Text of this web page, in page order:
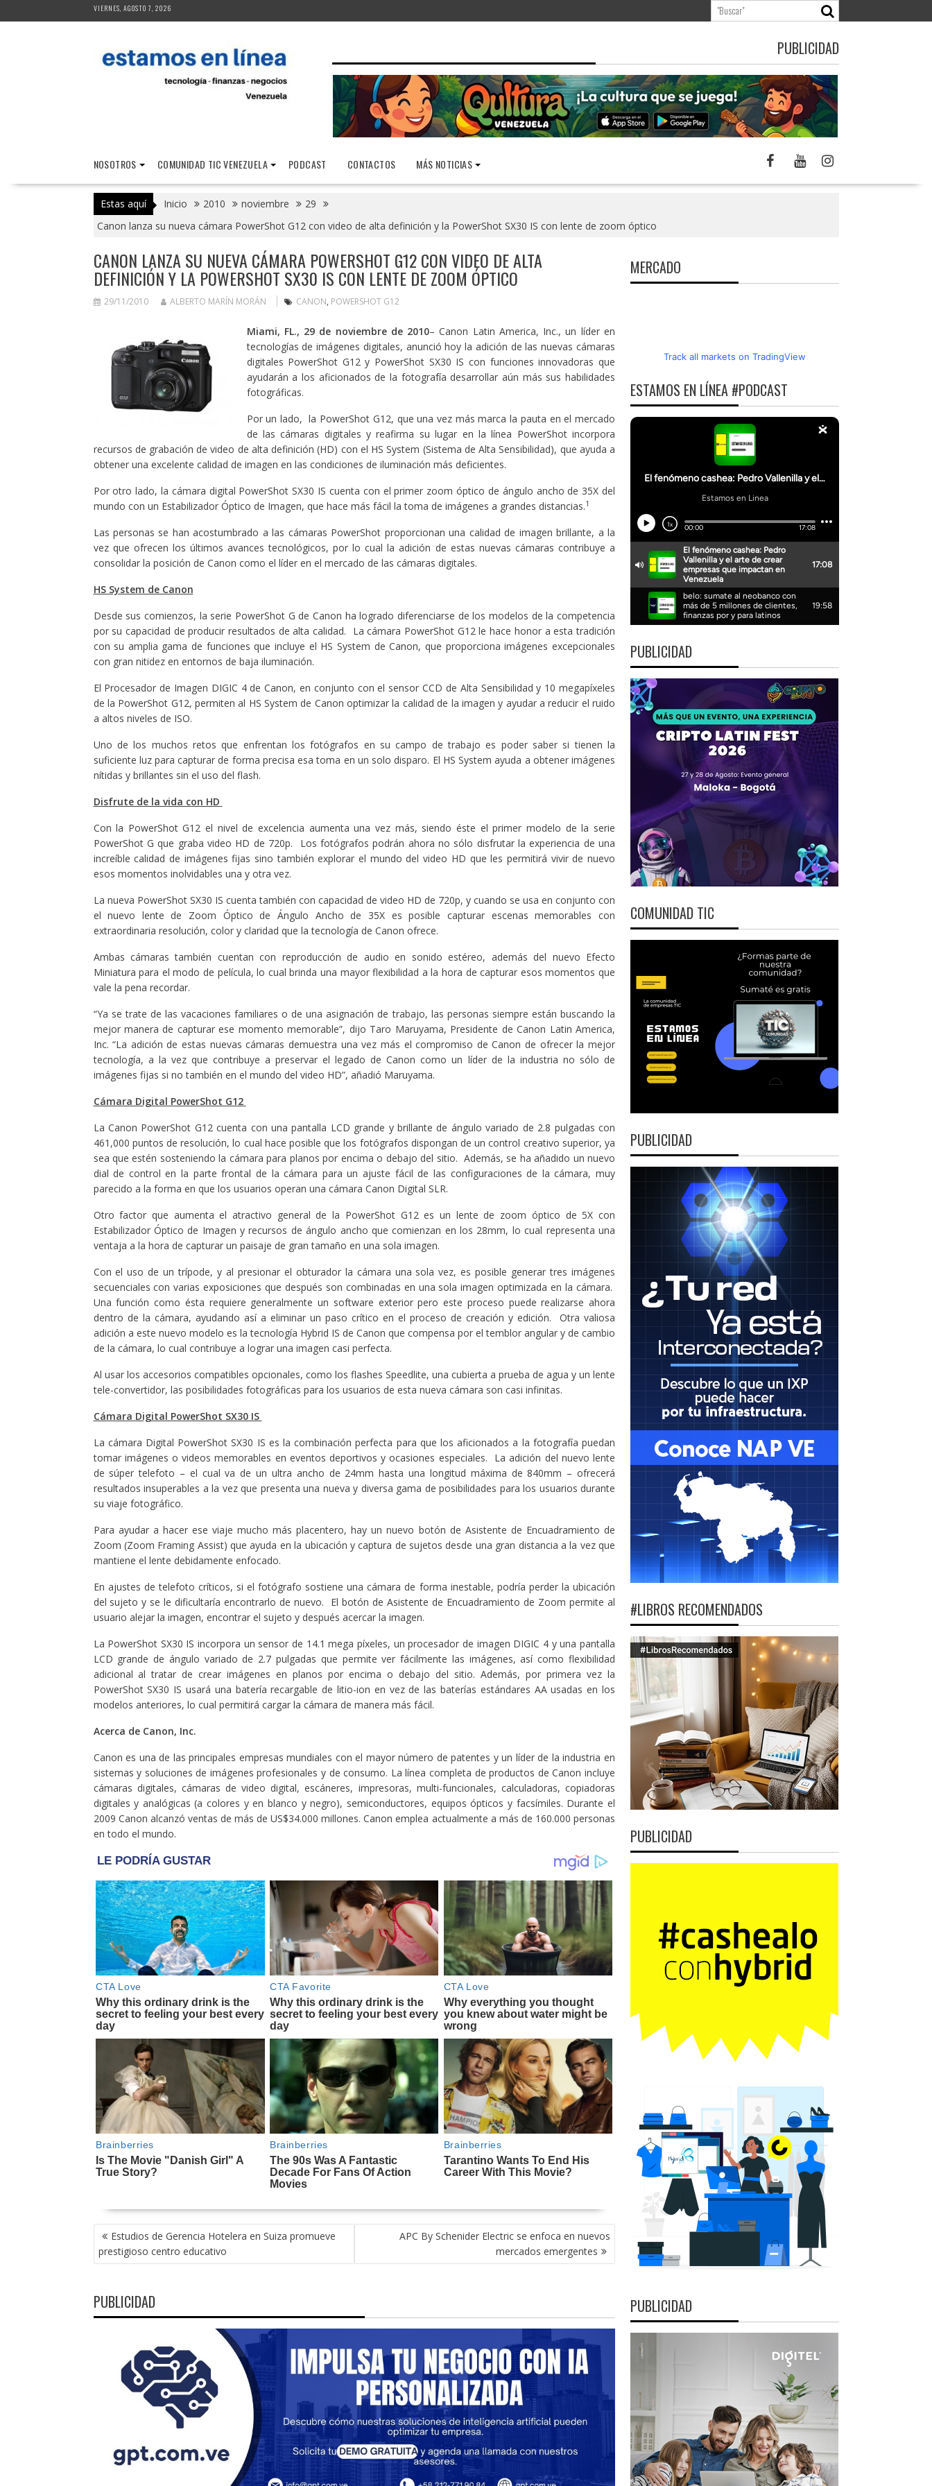
al
VIERNES, AGOSTO 7, 2026
PUBLICIDAD
NOSOTROS COMUNIDAD TIC VENEZUELA PODCAST CONTACTOS MÁS NOTICIAS
Estas aquí Inicio 2010 noviembre
29
Canon lanza su nueva cámara PowerShot G12 con video de alta definición y la PowerShot SX30 IS con lente de zoom óptico
CANON LANZA SU NUEVA CÁMARA POWERSHOT G12 CON VIDEO DE ALTA
DEFINICIÓN Y LA POWERSHOT SX30 IS CON LENTE DE ZOOM ÓPTICO
29/11/2010 ALBERTO MARÍN MORÁN CANON, POWERSHOT G12
Miami, FL., 29 de noviembre de 2010– Canon Latin America, Inc., un líder en
tecnologías de imágenes digitales, anunció hoy la adición de las nuevas cámaras
digitales PowerShot G12 y PowerShot SX30 IS con funciones innovadoras que
ayudarán a los aficionados de la fotografía desarrollar aún más sus habilidades
fotográficas.
Por un lado, la PowerShot G12, que una vez más marca la pauta en el mercado
de las cámaras digitales y reafirma su lugar en la línea PowerShot incorpora
recursos de grabación de video de alta definición (HD) con el HS System (Sistema de Alta Sensibilidad), que ayuda a
obtener una excelente calidad de imagen en las condiciones de iluminación más deficientes.
Por otro lado, la cámara digital PowerShot SX30 IS cuenta con el primer zoom óptico de ángulo ancho de 35X del
mundo con un Estabilizador Óptico de Imagen, que hace más fácil la toma de imágenes a grandes distancias.1
Las personas se han acostumbrado a las cámaras PowerShot proporcionan una calidad de imagen brillante, a la
vez que ofrecen los últimos avances tecnológicos, por lo cual la adición de estas nuevas cámaras contribuye a
consolidar la posición de Canon como el líder en el mercado de las cámaras digitales.
HS System de Canon
Desde sus comienzos, la serie PowerShot G de Canon ha logrado diferenciarse de los modelos de la competencia
por su capacidad de producir resultados de alta calidad. La cámara PowerShot G12 le hace honor a esta tradición
con su amplia gama de funciones que incluye el HS System de Canon, que proporciona imágenes excepcionales
con gran nitidez en entornos de baja iluminación.
El Procesador de Imagen DIGIC 4 de Canon, en conjunto con el sensor CCD de Alta Sensibilidad y 10 megapíxeles
de la PowerShot G12, permiten al HS System de Canon optimizar la calidad de la imagen y ayudar a reducir el ruido
a altos niveles de ISO.
Uno de los muchos retos que enfrentan los fotógrafos en su campo de trabajo es poder saber si tienen la
suficiente luz para capturar de forma precisa esa toma en un solo disparo. El HS System ayuda a obtener imágenes
nítidas y brillantes sin el uso del flash.
Disfrute de la vida con HD
Con la PowerShot G12 el nivel de excelencia aumenta una vez más, siendo éste el primer modelo de la serie
PowerShot G que graba video HD de 720p. Los fotógrafos podrán ahora no sólo disfrutar la experiencia de una
increíble calidad de imágenes fijas sino también explorar el mundo del video HD que les permitirá vivir de nuevo
esos momentos inolvidables una y otra vez.
La nueva PowerShot SX30 IS cuenta también con capacidad de video HD de 720p, y cuando se usa en conjunto con
el nuevo lente de Zoom Óptico de Ángulo Ancho de 35X es posible capturar escenas memorables con
extraordinaria resolución, color y claridad que la tecnología de Canon ofrece.
Ambas cámaras también cuentan con reproducción de audio en sonido estéreo, además del nuevo Efecto
Miniatura para el modo de película, lo cual brinda una mayor flexibilidad a la hora de capturar esos momentos que
vale la pena recordar.
“Ya se trate de las vacaciones familiares o de una asignación de trabajo, las personas siempre están buscando la
mejor manera de capturar ese momento memorable”, dijo Taro Maruyama, Presidente de Canon Latin America,
Inc. “La adición de estas nuevas cámaras demuestra una vez más el compromiso de Canon de ofrecer la mejor
tecnología, a la vez que contribuye a preservar el legado de Canon como un líder de la industria no sólo de
imágenes fijas si no también en el mundo del video HD”, añadió Maruyama.
Cámara Digital PowerShot G12
La Canon PowerShot G12 cuenta con una pantalla LCD grande y brillante de ángulo variado de 2.8 pulgadas con
461,000 puntos de resolución, lo cual hace posible que los fotógrafos dispongan de un control creativo superior, ya
sea que estén sosteniendo la cámara para planos por encima o debajo del sitio. Además, se ha añadido un nuevo
dial de control en la parte frontal de la cámara para un ajuste fácil de las configuraciones de la cámara, muy
parecido a la forma en que los usuarios operan una cámara Canon Digital SLR.
Otro factor que aumenta el atractivo general de la PowerShot G12 es un lente de zoom óptico de 5X con
Estabilizador Óptico de Imagen y recursos de ángulo ancho que comienzan en los 28mm, lo cual representa una
ventaja a la hora de capturar un paisaje de gran tamaño en una sola imagen.
Con el uso de un trípode, y al presionar el obturador la cámara una sola vez, es posible generar tres imágenes
secuenciales con varias exposiciones que después son combinadas en una sola imagen optimizada en la cámara.
Una función como ésta requiere generalmente un software exterior pero este proceso puede realizarse ahora
dentro de la cámara, ayudando así a eliminar un paso crítico en el proceso de creación y edición. Otra valiosa
adición a este nuevo modelo es la tecnología Hybrid IS de Canon que compensa por el temblor angular y de cambio
de la cámara, lo cual contribuye a lograr una imagen casi perfecta.
Al usar los accesorios compatibles opcionales, como los flashes Speedlite, una cubierta a prueba de agua y un lente
tele-convertidor, las posibilidades fotográficas para los usuarios de esta nueva cámara son casi infinitas.
Cámara Digital PowerShot SX30 IS
La cámara Digital PowerShot SX30 IS es la combinación perfecta para que los aficionados a la fotografía puedan
tomar imágenes o videos memorables en eventos deportivos y ocasiones especiales. La adición del nuevo lente
de súper telefoto – el cual va de un ultra ancho de 24mm hasta una longitud máxima de 840mm – ofrecerá
resultados insuperables a la vez que presenta una nueva y diversa gama de posibilidades para los usuarios durante
su viaje fotográfico.
Para ayudar a hacer ese viaje mucho más placentero, hay un nuevo botón de Asistente de Encuadramiento de
Zoom (Zoom Framing Assist) que ayuda en la ubicación y captura de sujetos desde una gran distancia a la vez que
mantiene el lente debidamente enfocado.
En ajustes de telefoto críticos, si el fotógrafo sostiene una cámara de forma inestable, podría perder la ubicación
del sujeto y se le dificultaría encontrarlo de nuevo. El botón de Asistente de Encuadramiento de Zoom permite al
usuario alejar la imagen, encontrar el sujeto y después acercar la imagen.
La PowerShot SX30 IS incorpora un sensor de 14.1 mega píxeles, un procesador de imagen DIGIC 4 y una pantalla
LCD grande de ángulo variado de 2.7 pulgadas que permite ver fácilmente las imágenes, así como flexibilidad
adicional al tratar de crear imágenes en planos por encima o debajo del sitio. Además, por primera vez la
PowerShot SX30 IS usará una batería recargable de litio-ion en vez de las baterías estándares AA usadas en los
modelos anteriores, lo cual permitirá cargar la cámara de manera más fácil.
Acerca de Canon, Inc.
Canon es una de las principales empresas mundiales con el mayor número de patentes y un líder de la industria en
sistemas y soluciones de imágenes profesionales y de consumo. La línea completa de productos de Canon incluye
cámaras digitales, cámaras de video digital, escáneres, impresoras, multi-funcionales, calculadoras, copiadoras
digitales y analógicas (a colores y en blanco y negro), semiconductores, equipos ópticos y facsímiles. Durante el
2009 Canon alcanzó ventas de más de US$34.000 millones. Canon emplea actualmente a más de 160.000 personas
en todo el mundo.
NAVEGACIÓN
DE
ENTRADAS
Estudios de Gerencia Hotelera en Suiza promueve
prestigioso centro educativo
APC By Schenider Electric se enfoca en nuevos
mercados emergentes
PUBLICIDAD
MERCADO
Track all markets on TradingView
ESTAMOS EN LÍNEA #PODCAST
PUBLICIDAD
COMUNIDAD TIC
PUBLICIDAD
#LIBROS RECOMENDADOS
PUBLICIDAD
PUBLICIDAD